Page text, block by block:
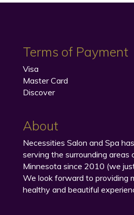
Terms of Payment
Visa
Master Card
Discover
About
Necessities Salon and Spa
serving the surrounding areas
Minnesota since 2010 (we
We look forward to providing
healthy and beautiful